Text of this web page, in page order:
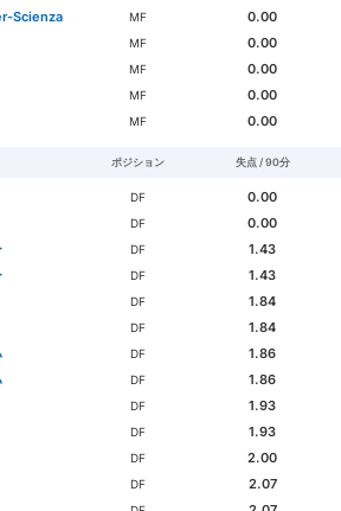
Scienza
MF
0.00
MF
0.00
MF
0.00
MF
0.00
MF 0.00
ポジション 失点 / 90分
DF
0.00
DF
0.00
DF
1.43
DF
1.43
DF
1.84
DF
1.84
DF
1.86
DF
1.86
DF
1.93
DF
1.93
DF
2.00
DF
2.07